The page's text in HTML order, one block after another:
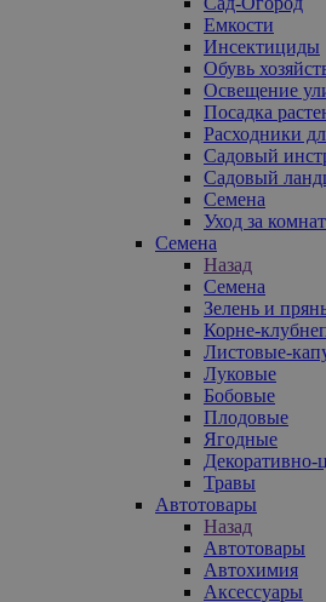
Емкости
Инсектициды
Обувь
Освещение
Посадка
Расходники
Садовый
Садовый
Семена
Уход за
Семена
Назад
Семена
Зелень и
Корне-
Листовые-
Луковые
Бобовые
Плодовые
Ягодные
Декоративно-
Травы
Автотовары
Назад
Автотовары
Автохимия
Аксессуары